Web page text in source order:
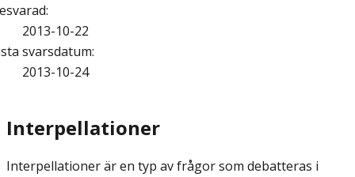
:
2013-10-22
svarsdatum:
2013-10-24
Interpellationer
Interpellationer är en typ av frågor som debatteras i